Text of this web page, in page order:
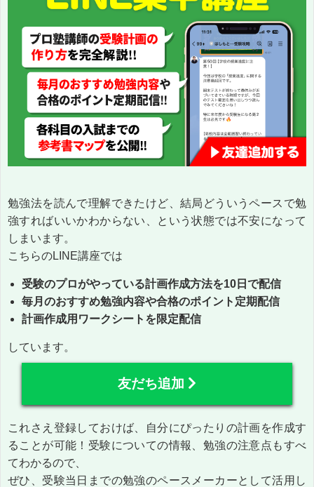
勉強法を読んで理解できたけど、結局どういうペースで勉
強すればいいかわからない、という状態では不安になって
しまいます。
こちらのLINE講座では
受験のプロがやっている計画作成方法を10日で配信
毎月のおすすめ勉強内容や合格のポイント定期配信
計画作成用ワークシートを限定配信
しています。
友だち追加
これさえ登録しておけば、自分にぴったりの計画を作成す
ることが可能！受験についての情報、勉強の注意点もすべ
てわかるので、
ぜひ、受験当日までの勉強のペースメーカーとして活用し